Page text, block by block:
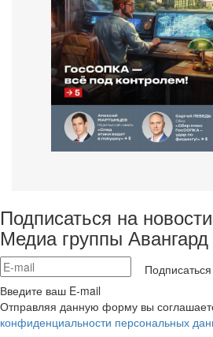
Подписаться на
Медиа группы Авангард
Подписаться
Введите ваш E-mail
Отправляя данную форму вы
конфиденциальности персональных